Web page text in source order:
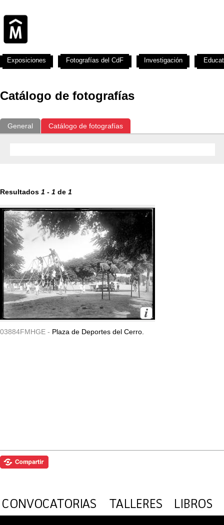
Catálogo de fotografías
General Catálogo de fotografías
Resultados 1 - 1 de 1
03884FMHGE - Plaza de Deportes del Cerro.
Exposiciones Fotografías del CdF Investigación